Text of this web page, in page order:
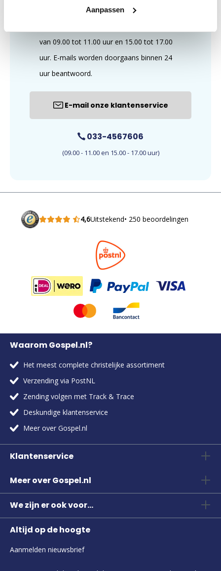
Aanpassen
van 09.00 tot 11.00 uur en 15.00 tot 17.00
uur. E-mails worden doorgaans binnen 24
uur beantwoord.
E-mail onze klantenservice
033-4567606
(09.00 - 11.00 en 15.00 - 17.00 uur)
4,6Uitstekend• 250 beoordelingen
Waarom Gospel.nl?
Het meest complete christelijke assortiment
Verzending via PostNL
Zending volgen met Track & Trace
Deskundige klantenservice
Meer over Gospel.nl
Klantenservice
Meer over Gospel.nl
We zijn er ook voor...
Altijd op de hoogte
Aanmelden nieuwsbrief